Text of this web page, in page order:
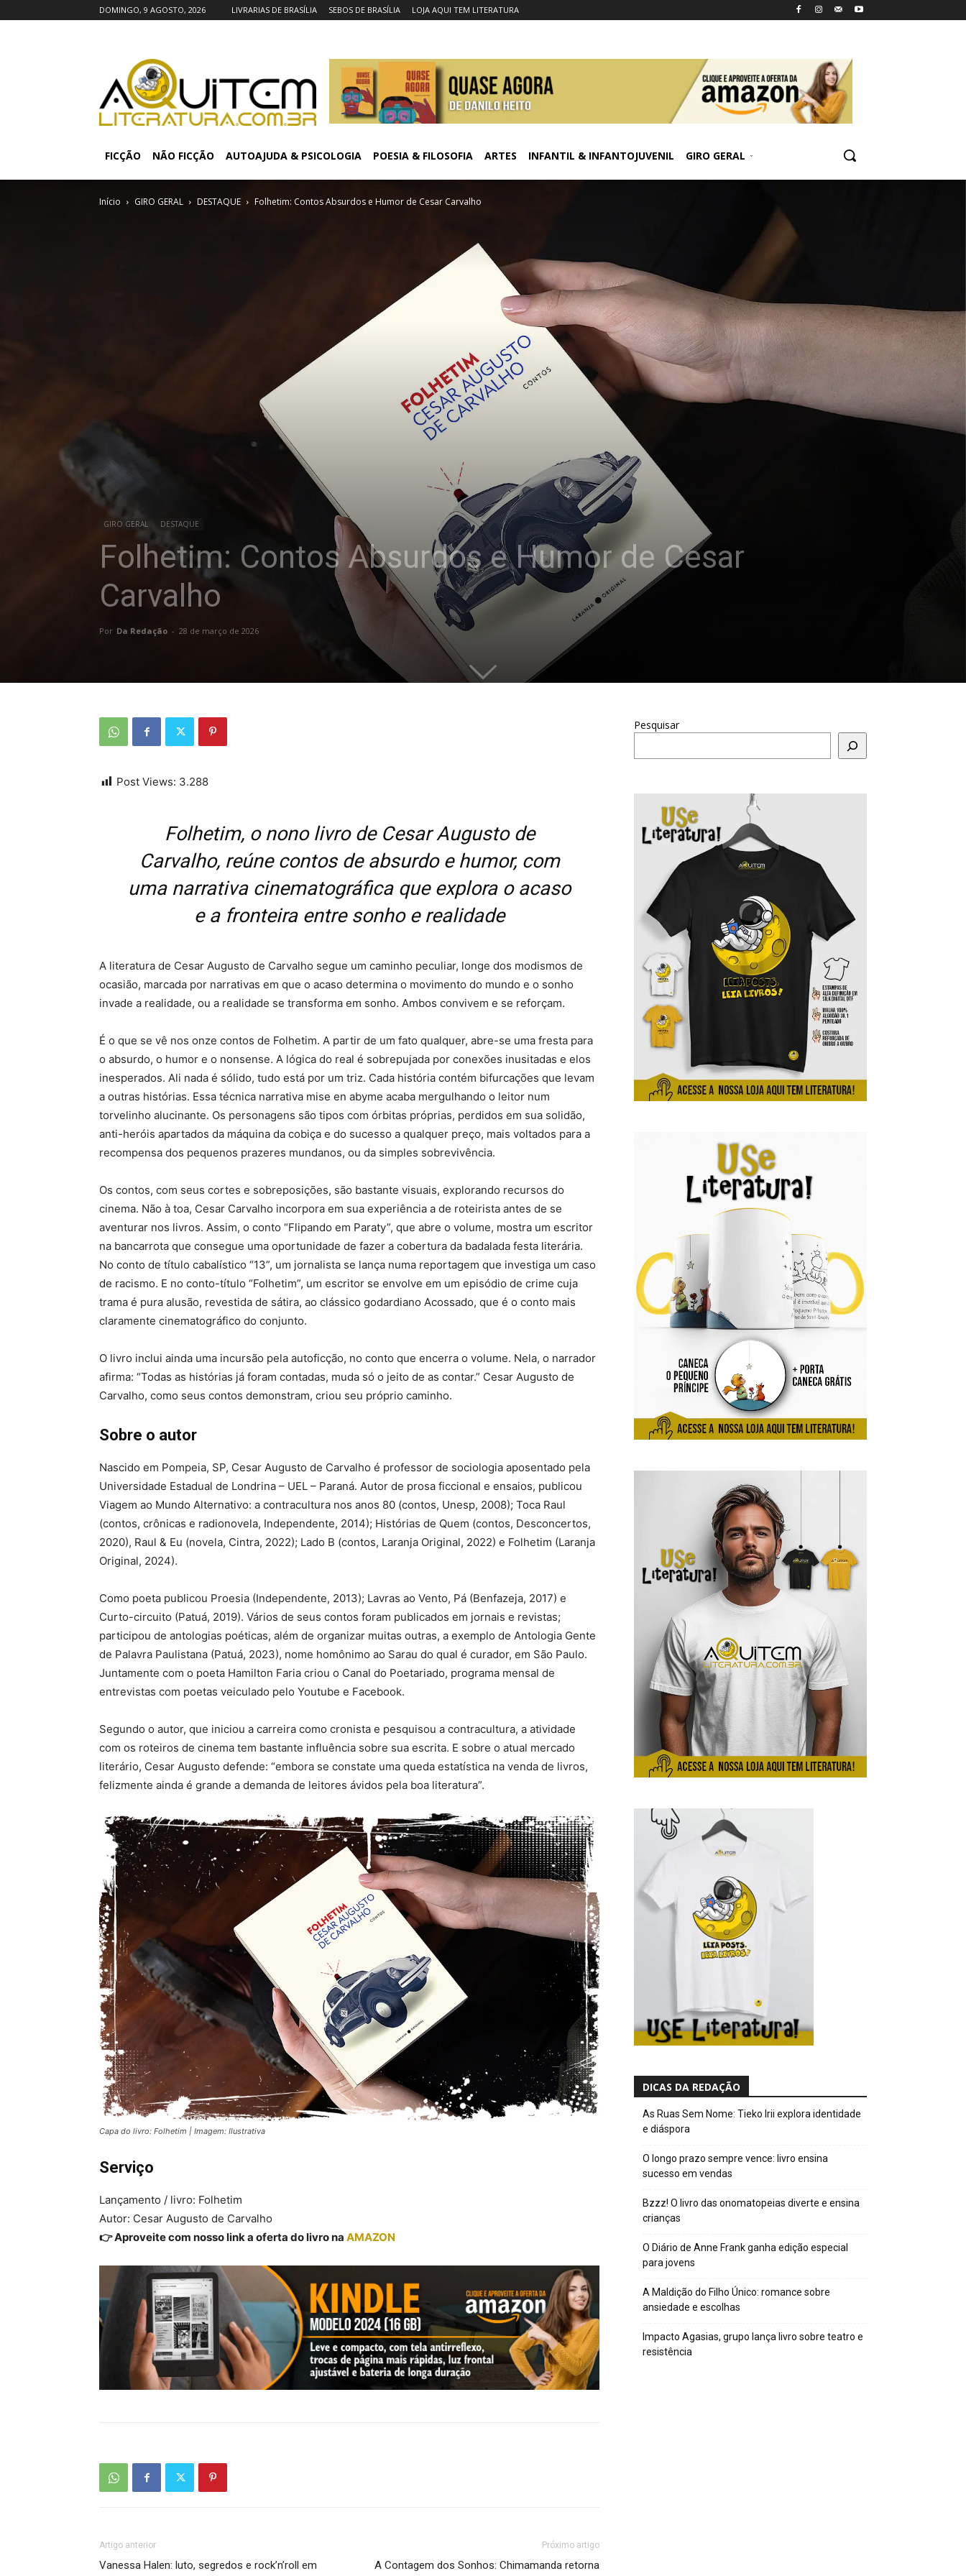
DOMINGO, 9 AGOSTO, 2026 LIVRARIAS DE BRASÍLIA SEBOS DE BRASÍLIA LOJA AQUI TEM LITERATURA
FICÇÃO NÃO FICÇÃO AUTOAJUDA & PSICOLOGIA POESIA & FILOSOFIA ARTES INFANTIL & INFANTOJUVENIL GIRO GERAL
Início GIRO GERAL DESTAQUE Folhetim: Contos Absurdos e Humor de Cesar Carvalho
GIRO GERAL DESTAQUE
Folhetim: Contos Absurdos e Humor de Cesar
Carvalho
Por Da Redação - 28 de março de 2026
Post Views: 3.288
Folhetim, o nono livro de Cesar Augusto de
Carvalho, reúne contos de absurdo e humor, com
uma narrativa cinematográfica que explora o acaso
e a fronteira entre sonho e realidade
A literatura de Cesar Augusto de Carvalho segue um caminho peculiar, longe dos modismos de
ocasião, marcada por narrativas em que o acaso determina o movimento do mundo e o sonho
invade a realidade, ou a realidade se transforma em sonho. Ambos convivem e se reforçam.
É o que se vê nos onze contos de Folhetim. A partir de um fato qualquer, abre-se uma fresta para
o absurdo, o humor e o nonsense. A lógica do real é sobrepujada por conexões inusitadas e elos
inesperados. Ali nada é sólido, tudo está por um triz. Cada história contém bifurcações que levam
a outras histórias. Essa técnica narrativa mise en abyme acaba mergulhando o leitor num
torvelinho alucinante. Os personagens são tipos com órbitas próprias, perdidos em sua solidão,
anti-heróis apartados da máquina da cobiça e do sucesso a qualquer preço, mais voltados para a
recompensa dos pequenos prazeres mundanos, ou da simples sobrevivência.
Os contos, com seus cortes e sobreposições, são bastante visuais, explorando recursos do
cinema. Não à toa, Cesar Carvalho incorpora em sua experiência a de roteirista antes de se
aventurar nos livros. Assim, o conto “Flipando em Paraty”, que abre o volume, mostra um escritor
na bancarrota que consegue uma oportunidade de fazer a cobertura da badalada festa literária.
No conto de título cabalístico “13”, um jornalista se lança numa reportagem que investiga um caso
de racismo. E no conto-título “Folhetim”, um escritor se envolve em um episódio de crime cuja
trama é pura alusão, revestida de sátira, ao clássico godardiano Acossado, que é o conto mais
claramente cinematográfico do conjunto.
O livro inclui ainda uma incursão pela autoficção, no conto que encerra o volume. Nela, o narrador
afirma: “Todas as histórias já foram contadas, muda só o jeito de as contar.” Cesar Augusto de
Carvalho, como seus contos demonstram, criou seu próprio caminho.
Sobre o autor
Nascido em Pompeia, SP, Cesar Augusto de Carvalho é professor de sociologia aposentado pela
Universidade Estadual de Londrina – UEL – Paraná. Autor de prosa ficcional e ensaios, publicou
Viagem ao Mundo Alternativo: a contracultura nos anos 80 (contos, Unesp, 2008); Toca Raul
(contos, crônicas e radionovela, Independente, 2014); Histórias de Quem (contos, Desconcertos,
2020), Raul & Eu (novela, Cintra, 2022); Lado B (contos, Laranja Original, 2022) e Folhetim (Laranja
Original, 2024).
Como poeta publicou Proesia (Independente, 2013); Lavras ao Vento, Pá (Benfazeja, 2017) e
Curto-circuito (Patuá, 2019). Vários de seus contos foram publicados em jornais e revistas;
participou de antologias poéticas, além de organizar muitas outras, a exemplo de Antologia Gente
de Palavra Paulistana (Patuá, 2023), nome homônimo ao Sarau do qual é curador, em São Paulo.
Juntamente com o poeta Hamilton Faria criou o Canal do Poetariado, programa mensal de
entrevistas com poetas veiculado pelo Youtube e Facebook.
Segundo o autor, que iniciou a carreira como cronista e pesquisou a contracultura, a atividade
com os roteiros de cinema tem bastante influência sobre sua escrita. E sobre o atual mercado
literário, Cesar Augusto defende: “embora se constate uma queda estatística na venda de livros,
felizmente ainda é grande a demanda de leitores ávidos pela boa literatura”.
Capa do livro: Folhetim | Imagem: Ilustrativa
Serviço
Lançamento / livro: Folhetim
Autor: Cesar Augusto de Carvalho
👉 Aproveite com nosso link a oferta do livro na AMAZON
Artigo anterior
Vanessa Halen: luto, segredos e rock’n’roll em
Próximo artigo
A Contagem dos Sonhos: Chimamanda retorna
Pesquisar
DICAS DA REDAÇÃO
As Ruas Sem Nome: Tieko Irii explora identidade
e diáspora
O longo prazo sempre vence: livro ensina
sucesso em vendas
Bzzz! O livro das onomatopeias diverte e ensina
crianças
O Diário de Anne Frank ganha edição especial
para jovens
A Maldição do Filho Único: romance sobre
ansiedade e escolhas
Impacto Agasias, grupo lança livro sobre teatro e
resistência